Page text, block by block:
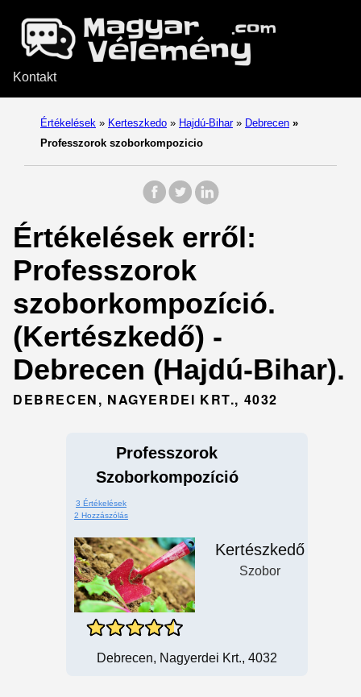
Kontakt
Értékelések » Kerteszkedo » Hajdú-Bihar » Debrecen »
Professzorok szoborkompozicio
Értékelések erről:
Professzorok
szoborkompozíció.
(Kertészkedő) -
Debrecen (Hajdú-Bihar).
DEBRECEN, NAGYERDEI KRT., 4032
Professzorok
Szoborkompozíció
3 Értékelések
2 Hozzászólás
Kertészkedő
Szobor
Debrecen, Nagyerdei Krt., 4032